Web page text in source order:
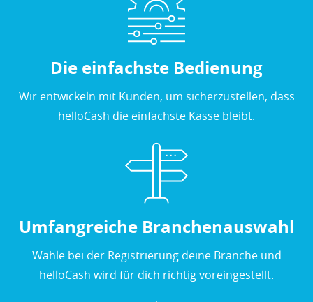
Die einfachste Bedienung
Wir entwickeln mit Kunden, um sicherzustellen, dass
helloCash die einfachste Kasse bleibt.
Umfangreiche Branchenauswahl
Wähle bei der Registrierung deine Branche und
helloCash wird für dich richtig voreingestellt.